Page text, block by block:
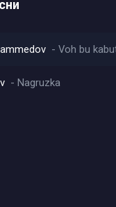
Voh bu
Nagruzka